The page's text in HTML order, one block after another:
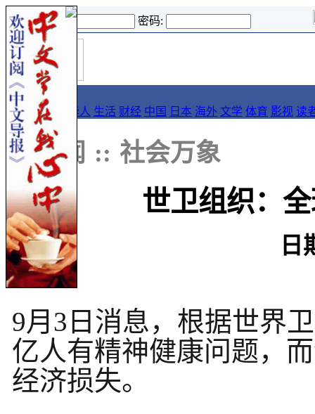
登录名: 密码:
首
页
导报
要闻 论坛 华人 生活 财经 中国 日本 海外 文学 体育 影视 读
:: 新闻 :: 社会万象
世卫组织：
日
9月3日消息，根据世界
亿人有精神健康问题，
经济损失。